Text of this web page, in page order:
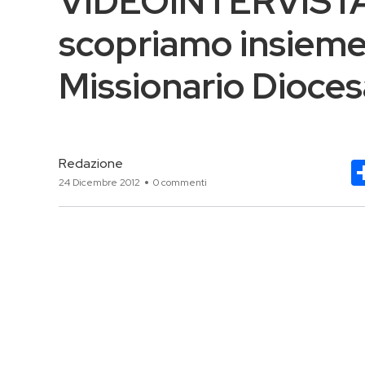
scopriamo
Missionario
Redazione
24 Dicembre 2012 0 commenti